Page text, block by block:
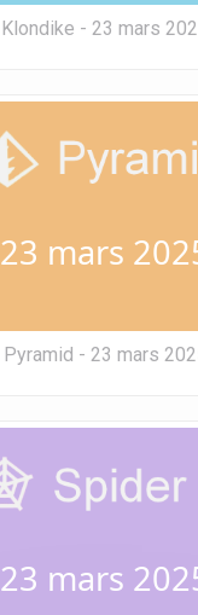
Klondike - 23 mars
23 mars
Pyramid - 23 mars
23 mars